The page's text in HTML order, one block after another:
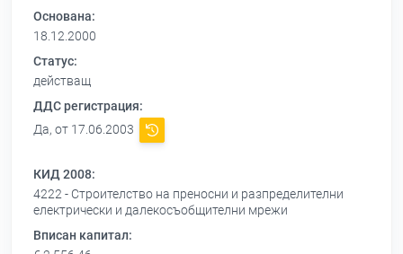
Основана:
18.12.2000
Статус:
действащ
ДДС регистрация:
Да, от 17.06.2003
КИД 2008:
4222 - Строителство на преносни и разпределителни
електрически и далекосъобщителни мрежи
Вписан капитал: